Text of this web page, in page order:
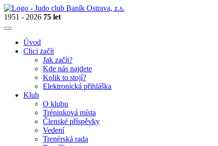
1951 - 2026 75 let
Úvod
Chci začít
Jak začít?
Kde nás najdete
Kolik to stojí?
Elektronická přihláška
Klub
O klubu
Tréninková místa
Členské příspěvky
Vedení
Trenérská rada